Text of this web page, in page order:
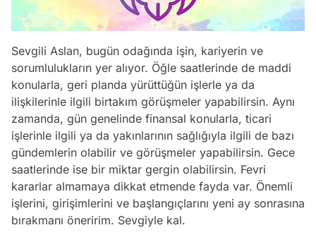
Sevgili Aslan, bugün odağında işin, kariyerin ve
sorumlulukların yer alıyor. Öğle saatlerinde de maddi
konularla, geri planda yürüttüğün işlerle ya da
ilişkilerinle ilgili birtakım görüşmeler yapabilirsin. Aynı
zamanda, gün genelinde finansal konularla, ticari
işlerinle ilgili ya da yakınlarının sağlığıyla ilgili de bazı
gündemlerin olabilir ve görüşmeler yapabilirsin. Gece
saatlerinde ise bir miktar gergin olabilirsin. Fevri
kararlar almamaya dikkat etmende fayda var. Önemli
işlerini, girişimlerini ve başlangıçlarını yeni ay sonrasına
bırakmanı öneririm. Sevgiyle kal.